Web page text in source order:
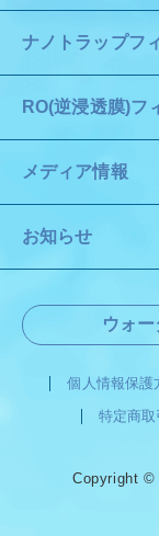
ナノトラップフ
RO(逆浸透膜)フ
メディア情報
お知らせ
ウォ
個人情報保護
特定商
Copyright ©